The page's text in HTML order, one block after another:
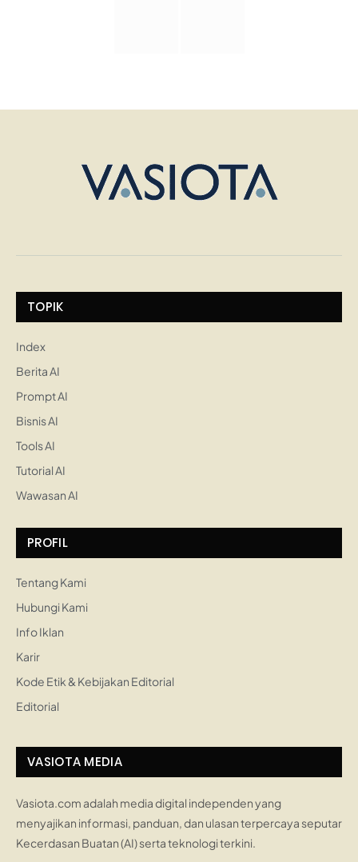
TOPIK
Index
Berita AI
Prompt AI
Bisnis AI
Tools AI
Tutorial AI
Wawasan AI
PROFIL
Tentang Kami
Hubungi Kami
Info Iklan
Karir
Kode Etik & Kebijakan Editorial
Editorial
VASIOTA MEDIA
Vasiota.com adalah media digital independen yang
menyajikan informasi, panduan, dan ulasan terpercaya seputar
Kecerdasan Buatan (AI) serta teknologi terkini.